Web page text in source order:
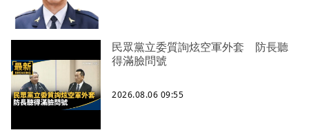
民眾黨立委質詢炫空軍外套 防長聽
得滿臉問號
2026.08.06 09:55